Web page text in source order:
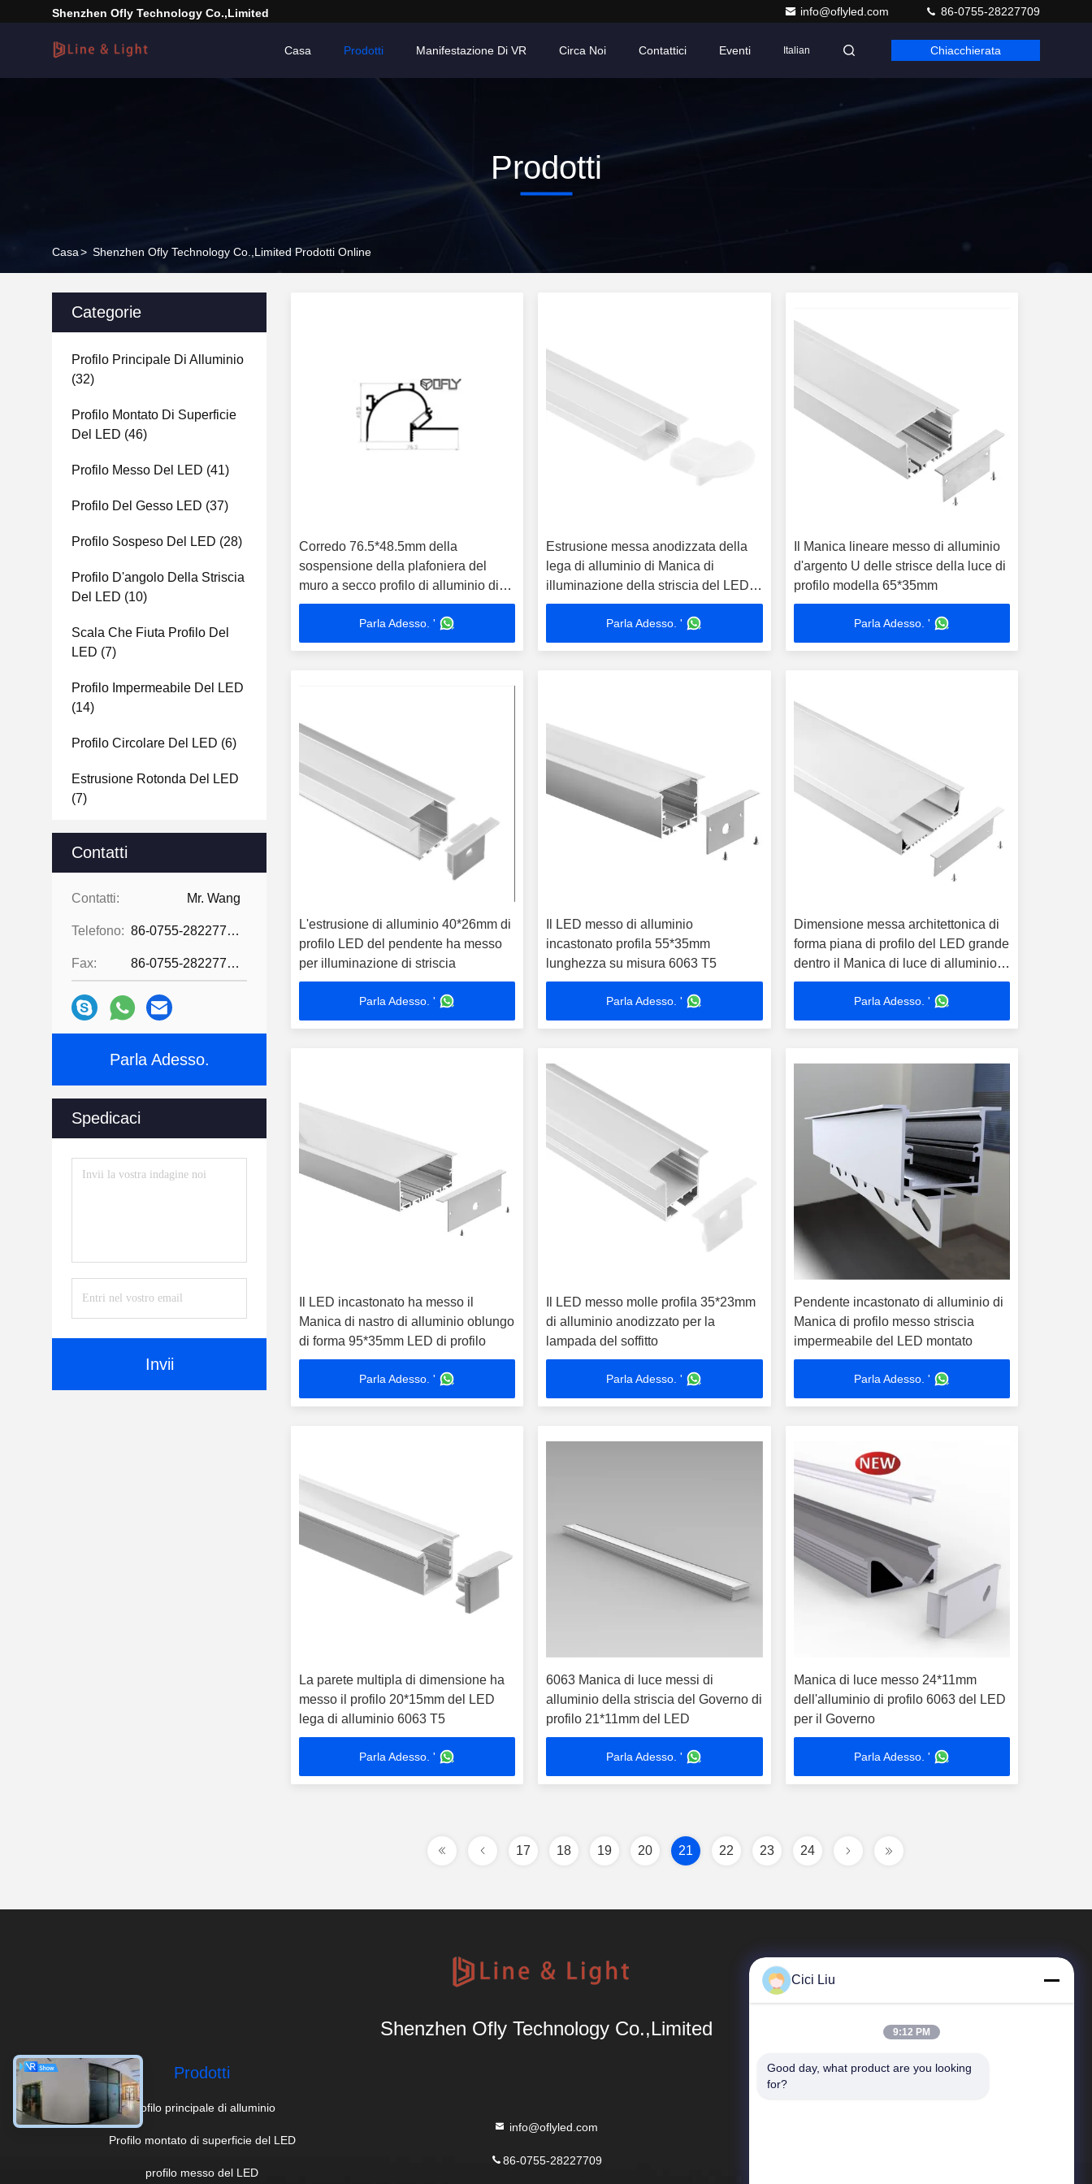
Shenzhen Ofly Technology Co.,Limited info@oflyled.com 86-0755-28227709
Casa Prodotti Manifestazione Di VR Circa Noi Contattici Eventi Italian Chiacchierata
Prodotti
Casa> Shenzhen Ofly Technology Co.,Limited Prodotti Online
Categorie
Profilo Principale Di Alluminio
(32)
Profilo Montato Di Superficie
Del LED (46)
Profilo Messo Del LED (41)
Profilo Del Gesso LED (37)
Profilo Sospeso Del LED (28)
Profilo D'angolo Della Striscia
Del LED (10)
Scala Che Fiuta Profilo Del
LED (7)
Profilo Impermeabile Del LED
(14)
Profilo Circolare Del LED (6)
Estrusione Rotonda Del LED
(7)
Manica Del Pavimento Del
LED(7)
Della Plafoniera(2)
Luci Lineari A LED
Lampade Fluorescenti
Flessibili Del LED(6)
LED
(7)
Contatti
Contatti: Mr. Wang
Telefono: 86-0755-28227709
Fax: 86-0755-28227709
Parla Adesso.
Spedicaci
Invii
Corredo 76.5*48.5mm della
sospensione della plafoniera del
muro a secco profilo di alluminio di
superficie 6063 T5
Parla Adesso. '
Estrusione messa anodizzata della
lega di alluminio di Manica di
illuminazione della striscia del LED
6063
Parla Adesso. '
Il Manica lineare messo di alluminio
d'argento U delle strisce della luce di
profilo modella 65*35mm
Parla Adesso. '
L'estrusione di alluminio 40*26mm di
profilo LED del pendente ha messo
per illuminazione di striscia
Parla Adesso. '
Il LED messo di alluminio
incastonato profila 55*35mm
lunghezza su misura 6063 T5
Parla Adesso. '
Dimensione messa architettonica di
forma piana di profilo del LED grande
dentro il Manica di luce di alluminio
della striscia
Parla Adesso. '
Il LED incastonato ha messo il
Manica di nastro di alluminio oblungo
di forma 95*35mm LED di profilo
Parla Adesso. '
Il LED messo molle profila 35*23mm
di alluminio anodizzato per la
lampada del soffitto
Parla Adesso. '
Pendente incastonato di alluminio di
Manica di profilo messo striscia
impermeabile del LED montato
Parla Adesso. '
La parete multipla di dimensione ha
messo il profilo 20*15mm del LED
lega di alluminio 6063 T5
Parla Adesso. '
6063 Manica di luce messi di
alluminio della striscia del Governo di
profilo 21*11mm del LED
Parla Adesso. '
Manica di luce messo 24*11mm
dell'alluminio di profilo 6063 del LED
per il Governo
Parla Adesso. '
17 18 19 20 21 22 23 24
Shenzhen Ofly Technology Co.,Limited
Prodotti
Profilo principale di alluminio
Profilo montato di superficie del LED
profilo messo del LED
info@oflyled.com
86-0755-28227709
Link Veloci
Cici Liu
9:12 PM
Good day, what product are you looking
for?